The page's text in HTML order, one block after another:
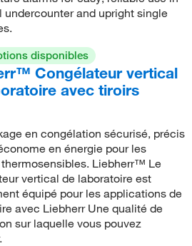
undercounter and upright single
disponibles
Congélateur vertical
avec tiroirs
en congélation sécurisé, précis
en énergie pour les
Liebherr™ Le
vertical de laboratoire est
équipé pour les applications de
avec Liebherr Une qualité de
sur laquelle vous pouvez